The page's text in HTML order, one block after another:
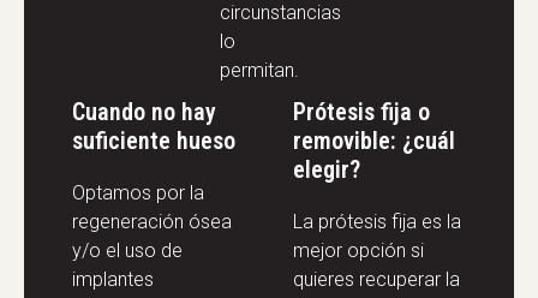
circunstancias
lo
permitan.
Cuando no hay
suficiente hueso
Optamos por la
regeneración ósea
y/o el uso de
implantes
Prótesis fija o
removible: ¿cuál
elegir?
La prótesis fija es la
mejor opción si
quieres recuperar la